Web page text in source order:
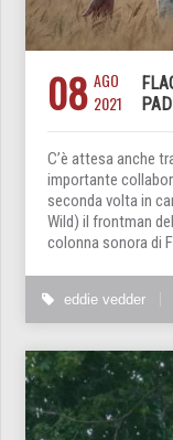
08 AGO
2021
C’è attesa anche
importante
seconda volta in
Wild) il frontman
colonna sonora di
eddie vedder